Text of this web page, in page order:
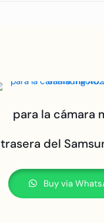
para la cámara
trasera del
Buy via